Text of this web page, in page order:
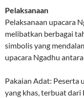
Pelaksanaan
Pelaksanaan upacara
melibatkan berbagai
simbolis yang
upacara Ngadhu
Pakaian Adat: Peserta
yang khas, terbuat